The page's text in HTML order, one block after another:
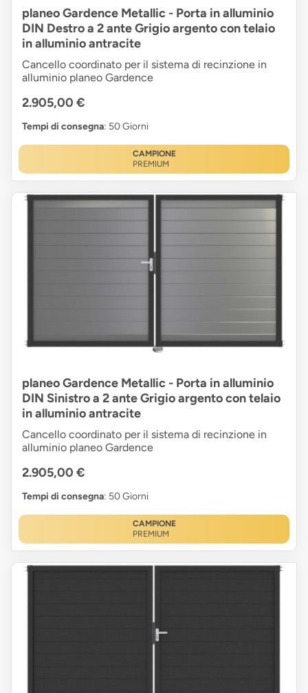
planeo Gardence Metallic - Porta in alluminio
DIN Destro a 2 ante Grigio argento con telaio
in alluminio antracite
Cancello coordinato per il sistema di recinzione in
alluminio planeo Gardence
2.905,00 €
Tempi di consegna: 50 Giorni
CAMPIONE
PREMIUM
planeo Gardence Metallic - Porta in alluminio
DIN Sinistro a 2 ante Grigio argento con telaio
in alluminio antracite
Cancello coordinato per il sistema di recinzione in
alluminio planeo Gardence
2.905,00 €
Tempi di consegna: 50 Giorni
CAMPIONE
PREMIUM